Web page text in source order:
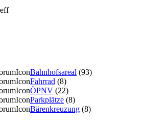
Bahnhofsareal (93)
Fahrrad (8)
ÖPNV (22)
Parkplätze (8)
Bärenkreuzung (8)